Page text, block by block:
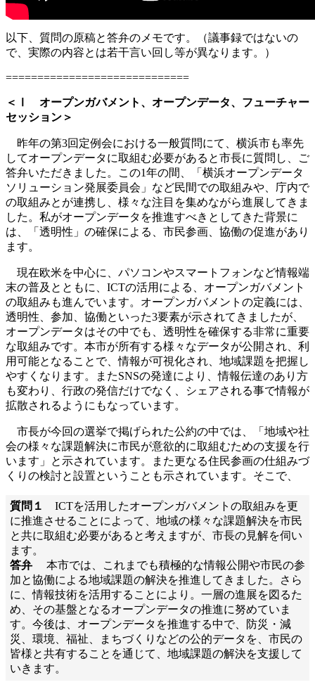
以下、質問の原稿と答弁のメモです。（議事録ではないの
で、実際の内容とは若干言い回し等が異なります。）
=============================
＜Ⅰ オープンガバメント、オープンデータ、フューチャー
セッション＞
昨年の第3回定例会における一般質問にて、横浜市も率先
してオープンデータに取組む必要があると市長に質問し、ご
答弁いただきました。この1年の間、「横浜オープンデータ
ソリューション発展委員会」など民間での取組みや、庁内で
の取組みとが連携し、様々な注目を集めながら進展してきま
した。私がオープンデータを推進すべきとしてきた背景に
は、「透明性」の確保による、市民参画、協働の促進があり
ます。
現在欧米を中心に、パソコンやスマートフォンなど情報端
末の普及とともに、ICTの活用による、オープンガバメント
の取組みも進んでいます。オープンガバメントの定義には、
透明性、参加、協働といった3要素が示されてきましたが、
オープンデータはその中でも、透明性を確保する非常に重要
な取組みです。本市が所有する様々なデータが公開され、利
用可能となることで、情報が可視化され、地域課題を把握し
やすくなります。またSNSの発達により、情報伝達のあり方
も変わり、行政の発信だけでなく、シェアされる事で情報が
拡散されるようにもなっています。
市長が今回の選挙で掲げられた公約の中では、「地域や社
会の様々な課題解決に市民が意欲的に取組むための支援を行
います」と示されています。また更なる住民参画の仕組みづ
くりの検討と設置ということも示されています。そこで、
質問１
ICTを活用したオープンガバメントの取組みを更
に推進させることによって、地域の様々な課題解決を市民
と共に取組む必要があると考えますが、市長の見解を伺い
ます。
答弁
本市では、これまでも積極的な情報公開や市民の参
加と協働による地域課題の解決を推進してきました。さら
に、情報技術を活用することにより。一層の進展を図るた
め、その基盤となるオープンデータの推進に努めていま
す。今後は、オープンデータを推進する中で、防災・減
災、環境、福祉、まちづくりなどの公的データを、市民の
皆様と共有することを通じて、地域課題の解決を支援して
いきます。